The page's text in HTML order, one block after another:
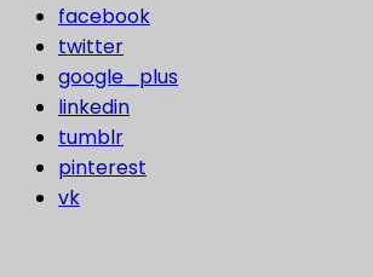
facebook
twitter
google_plus
linkedin
tumblr
pinterest
vk